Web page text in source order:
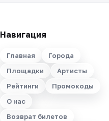
Навигация
Главная
Города
Площадки
Артисты
Рейтинги
Промокоды
О нас
Возврат билетов